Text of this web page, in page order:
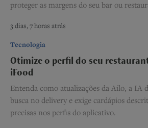
proteger as margens do seu bar ou
3 dias, 7 horas atrás
Tecnologia
Otimize o perfil do seu
iFood
Entenda como atualizações da Ailo, a IA
busca no delivery e exige cardápios
precisas nos perfis do aplicativo.